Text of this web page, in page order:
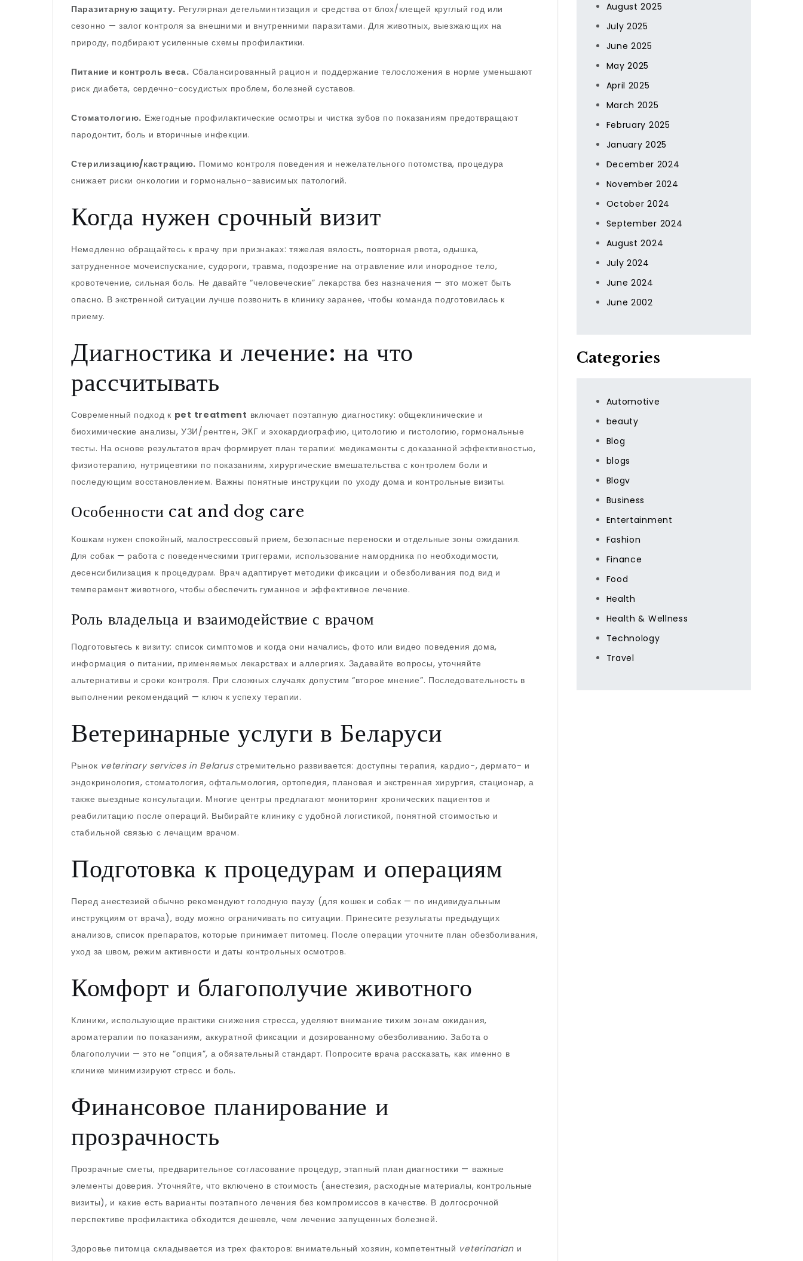
Паразитарную защиту. Регулярная дегельминтизация и средства от блох/клещей круглый год или
сезонно — залог контроля за внешними и внутренними паразитами. Для животных, выезжающих на
природу, подбирают усиленные схемы профилактики.
Питание и контроль веса. Сбалансированный рацион и поддержание телосложения в норме уменьшают
риск диабета, сердечно-сосудистых проблем, болезней суставов.
Стоматологию. Ежегодные профилактические осмотры и чистка зубов по показаниям предотвращают
пародонтит, боль и вторичные инфекции.
Стерилизацию/кастрацию. Помимо контроля поведения и нежелательного потомства, процедура
снижает риски онкологии и гормонально-зависимых патологий.
Когда нужен срочный визит
Немедленно обращайтесь к врачу при признаках: тяжелая вялость, повторная рвота, одышка,
затрудненное мочеиспускание, судороги, травма, подозрение на отравление или инородное тело,
кровотечение, сильная боль. Не давайте “человеческие” лекарства без назначения — это может быть
опасно. В экстренной ситуации лучше позвонить в клинику заранее, чтобы команда подготовилась к
приему.
Диагностика и лечение: на что
рассчитывать
Современный подход к pet treatment включает поэтапную диагностику: общеклинические и
биохимические анализы, УЗИ/рентген, ЭКГ и эхокардиографию, цитологию и гистологию, гормональные
тесты. На основе результатов врач формирует план терапии: медикаменты с доказанной эффективностью,
физиотерапию, нутрицевтики по показаниям, хирургические вмешательства с контролем боли и
последующим восстановлением. Важны понятные инструкции по уходу дома и контрольные визиты.
Особенности cat and dog care
Кошкам нужен спокойный, малострессовый прием, безопасные переноски и отдельные зоны ожидания.
Для собак — работа с поведенческими триггерами, использование намордника по необходимости,
десенсибилизация к процедурам. Врач адаптирует методики фиксации и обезболивания под вид и
темперамент животного, чтобы обеспечить гуманное и эффективное лечение.
Роль владельца и взаимодействие с врачом
Подготовьтесь к визиту: список симптомов и когда они начались, фото или видео поведения дома,
информация о питании, применяемых лекарствах и аллергиях. Задавайте вопросы, уточняйте
альтернативы и сроки контроля. При сложных случаях допустим “второе мнение”. Последовательность в
выполнении рекомендаций — ключ к успеху терапии.
Ветеринарные услуги в Беларуси
Рынок veterinary services in Belarusстремительно развивается: доступны терапия, кардио-, дермато- и
эндокринология, стоматология, офтальмология, ортопедия, плановая и экстренная хирургия, стационар, а
также выездные консультации. Многие центры предлагают мониторинг хронических пациентов и
реабилитацию после операций. Выбирайте клинику с удобной логистикой, понятной стоимостью и
стабильной связью с лечащим врачом.
Подготовка к процедурам и операциям
Перед анестезией обычно рекомендуют голодную паузу (для кошек и собак — по индивидуальным
инструкциям от врача), воду можно ограничивать по ситуации. Принесите результаты предыдущих
анализов, список препаратов, которые принимает питомец. После операции уточните план обезболивания,
уход за швом, режим активности и даты контрольных осмотров.
Комфорт и благополучие животного
Клиники, использующие практики снижения стресса, уделяют внимание тихим зонам ожидания,
ароматерапии по показаниям, аккуратной фиксации и дозированному обезболиванию. Забота о
благополучии — это не “опция”, а обязательный стандарт. Попросите врача рассказать, как именно в
клинике минимизируют стресс и боль.
Финансовое планирование и
прозрачность
Прозрачные сметы, предварительное согласование процедур, этапный план диагностики — важные
элементы доверия. Уточняйте, что включено в стоимость (анестезия, расходные материалы, контрольные
визиты), и какие есть варианты поэтапного лечения без компромиссов в качестве. В долгосрочной
перспективе профилактика обходится дешевле, чем лечение запущенных болезней.
Здоровье питомца складывается из трех факторов: внимательный хозяин, компетентный veterinarianи
August 2025
July 2025
June 2025
May 2025
April 2025
March 2025
February 2025
January 2025
December 2024
November 2024
October 2024
September 2024
August 2024
July 2024
June 2024
June 2002
Categories
Automotive
beauty
Blog
blogs
Blogv
Business
Entertainment
Fashion
Finance
Food
Health
Health & Wellness
Technology
Travel